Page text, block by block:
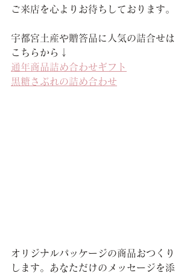
ご来店を心よりお待ちしております。
宇都宮土産や贈答品に人気の詰合せは
こちらから↓
通年商品詰め合わせギフト
黒糖さぶれの詰め合わせ
オリジナルパッケージの商品おつくり
します。あなただけのメッセージを添